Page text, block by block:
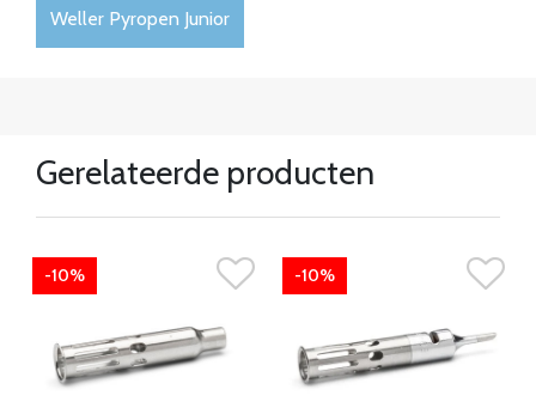
Weller Pyropen Junior
Gerelateerde producten
-10% -10%